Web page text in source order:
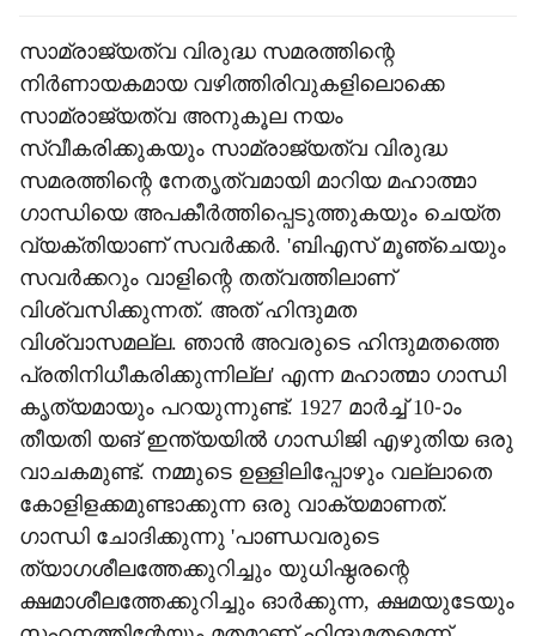
സാമ്രാജ്യത്വ വിരുദ്ധ സമരത്തിന്റെ
നിര്‍ണായകമായ വഴിത്തിരിവുകളിലൊക്കെ
സാമ്രാജ്യത്വ അനുകൂല നയം
സ്വീകരിക്കുകയും സാമ്രാജ്യത്വ വിരുദ്ധ
സമരത്തിന്റെ നേതൃത്വമായി മാറിയ മഹാത്മാ
ഗാന്ധിയെ അപകീര്‍ത്തിപ്പെടുത്തുകയും ചെയ്ത
വ്യക്തിയാണ് സവര്‍ക്കര്‍. 'ബിഎസ് മൂഞ്ചെയും
സവര്‍ക്കറും വാളിന്റെ തത്വത്തിലാണ്
വിശ്വസിക്കുന്നത്. അത് ഹിന്ദുമത
വിശ്വാസമല്ല. ഞാന്‍ അവരുടെ ഹിന്ദുമതത്തെ
പ്രതിനിധീകരിക്കുന്നില്ല' എന്ന മഹാത്മാ ഗാന്ധി
കൃത്യമായും പറയുന്നുണ്ട്. 1927 മാര്‍ച്ച് 10-ാം
തീയതി യങ് ഇന്ത്യയില്‍ ഗാന്ധിജി എഴുതിയ ഒരു
വാചകമുണ്ട്. നമ്മുടെ ഉള്ളിലിപ്പോഴും വല്ലാതെ
കോളിളക്കമുണ്ടാക്കുന്ന ഒരു വാക്യമാണത്.
ഗാന്ധി ചോദിക്കുന്നു 'പാണ്ഡവരുടെ
ത്യാഗശീലത്തേക്കുറിച്ചും യുധിഷ്ഠരന്റെ
ക്ഷമാശീലത്തേക്കുറിച്ചും ഓര്‍ക്കുന്ന, ക്ഷമയുടേയും